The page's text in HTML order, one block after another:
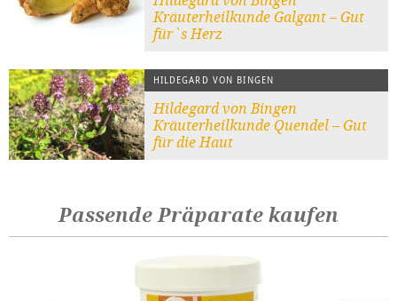
Kräuterheilkunde Galgant – Gut
für`s Herz
HILDEGARD VON BINGEN
Hildegard von Bingen
Kräuterheilkunde Quendel – Gut
für die Haut
Passende Präparate kaufen